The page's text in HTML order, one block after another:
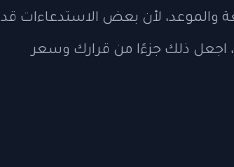
والموعد، لأن بعض الاستدعاءات قد
اجعل ذلك جزءًا من قرارك وسعر